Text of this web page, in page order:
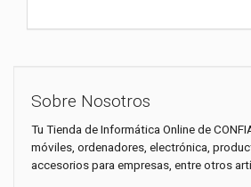
Sobre Nosotros
Tu Tienda de Informática Online de
móviles, ordenadores, electrónica,
accesorios para empresas, entre otros